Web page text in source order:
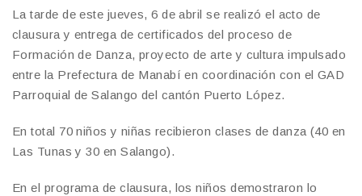
La tarde de este jueves, 6 de abril se realizó el acto de
clausura y entrega de certificados del proceso de
Formación de Danza, proyecto de arte y cultura impulsado
entre la Prefectura de Manabí en coordinación con el GAD
Parroquial de Salango del cantón Puerto López.
En total 70 niños y niñas recibieron clases de danza (40 en
Las Tunas y 30 en Salango).
En el programa de clausura, los niños demostraron lo